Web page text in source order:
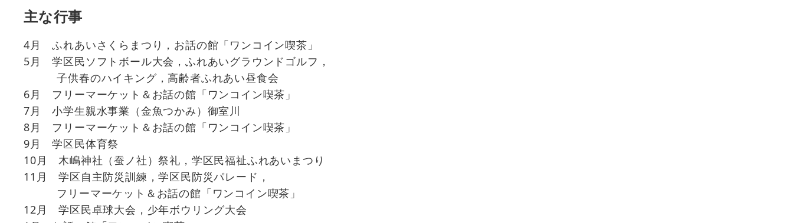
主な行事
4月 ふれあいさくらまつり，お話の館「ワンコイン喫茶」
5月 学区民ソフトボール大会，ふれあいグラウンドゴルフ，
子供春のハイキング，高齢者ふれあい昼食会
6月 フリーマーケット＆お話の館「ワンコイン喫茶」
7月 小学生親水事業（金魚つかみ）御室川
8月 フリーマーケット＆お話の館「ワンコイン喫茶」
9月 学区民体育祭
10月 木嶋神社（蚕ノ社）祭礼，学区民福祉ふれあいまつり
11月 学区自主防災訓練，学区民防災パレード，
フリーマーケット＆お話の館「ワンコイン喫茶」
12月 学区民卓球大会，少年ボウリング大会